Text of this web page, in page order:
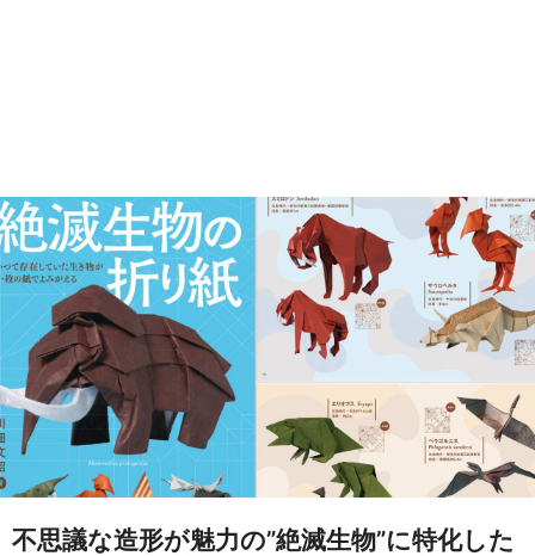
不思議な造形が魅力の”絶滅生物”に特化した